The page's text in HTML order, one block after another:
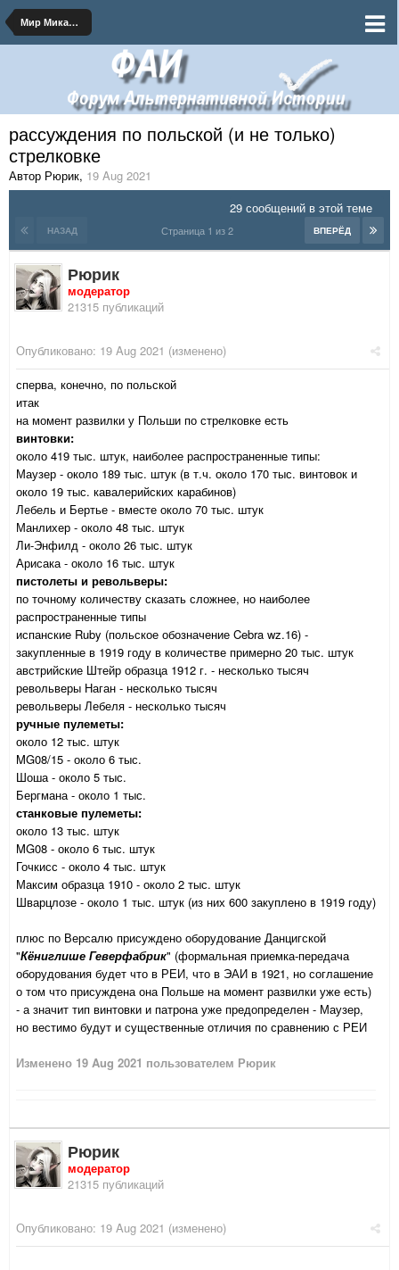
Мир Микашевичского Мира
рассуждения по польской (и не только)
стрелковке
Автор Рюрик, 19 Aug 2021
29 сообщений в этой теме
НАЗАД ВПЕРЁД
Страница 1 из 2
Рюрик
модератор
21315 публикаций
Опубликовано: 19 Aug 2021 (изменено)
сперва, конечно, по польской
итак
на момент развилки у Польши по стрелковке есть
винтовки:
около 419 тыс. штук, наиболее распространенные типы:
Маузер - около 189 тыс. штук (в т.ч. около 170 тыс. винтовок и
около 19 тыс. кавалерийских карабинов)
Лебель и Бертье - вместе около 70 тыс. штук
Манлихер - около 48 тыс. штук
Ли-Энфилд - около 26 тыс. штук
Арисака - около 16 тыс. штук
пистолеты и револьверы:
по точному количеству сказать сложнее, но наиболее
распространенные типы
испанские Ruby (польское обозначение Cebra wz.16) -
закупленные в 1919 году в количестве примерно 20 тыс. штук
австрийские Штейр образца 1912 г. - несколько тысяч
револьверы Наган - несколько тысяч
револьверы Лебеля - несколько тысяч
ручные пулеметы:
около 12 тыс. штук
MG08/15 - около 6 тыс.
Шоша - около 5 тыс.
Бергмана - около 1 тыс.
станковые пулеметы:
около 13 тыс. штук
MG08 - около 6 тыс. штук
Гочкисс - около 4 тыс. штук
Максим образца 1910 - около 2 тыс. штук
Шварцлозе - около 1 тыс. штук (из них 600 закуплено в 1919 году)
плюс по Версалю присуждено оборудование Данцигской
"Кёниглише Геверфабрик" (формальная приемка-передача
оборудования будет что в РЕИ, что в ЭАИ в 1921, но соглашение
о том что присуждена она Польше на момент развилки уже есть)
- а значит тип винтовки и патрона уже предопределен - Маузер,
но вестимо будут и существенные отличия по сравнению с РЕИ
Изменено 19 Aug 2021 пользователем Рюрик
Рюрик
модератор
21315 публикаций
Опубликовано: 19 Aug 2021 (изменено)